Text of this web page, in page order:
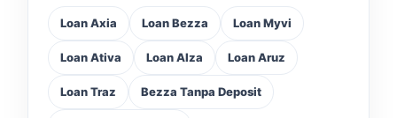
Loan Axia Loan Bezza Loan Myvi
Loan Ativa Loan Alza Loan Aruz
Loan Traz Bezza Tanpa Deposit